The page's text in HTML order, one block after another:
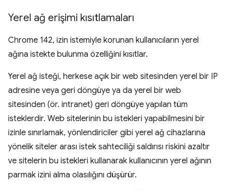
Yerel ağ erişimi kısıtlamaları
Chrome 142, izin istemiyle korunan kullanıcıların yerel
ağına istekte bulunma özelliğini kısıtlar.
Yerel ağ isteği, herkese açık bir web sitesinden yerel bir IP
adresine veya geri döngüye ya da yerel bir web
sitesinden (ör. intranet) geri döngüye yapılan tüm
isteklerdir. Web sitelerinin bu istekleri yapabilmesini bir
izinle sınırlamak, yönlendiriciler gibi yerel ağ cihazlarına
yönelik siteler arası istek sahteciliği saldırısı riskini azaltır
ve sitelerin bu istekleri kullanarak kullanıcının yerel ağının
parmak izini alma olasılığını düşürür.